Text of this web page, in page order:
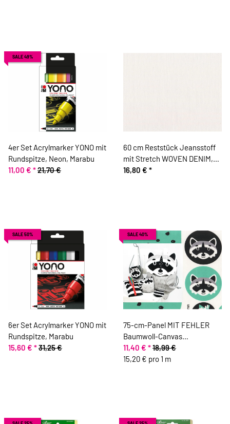
SALE 49%
4er Set Acrylmarker YONO mit
Rundspitze, Neon, Marabu
11,00 € *21,70 €
60 cm Reststück Jeansstoff
mit Stretch WOVEN DENIM,
einfarbig, gebrochenes weiß,
16,80 € *
SALE 50%
6er Set Acrylmarker YONO mit
Rundspitze, Marabu
15,60 € *31,25 €
SALE 40%
75-cm-Panel MIT FEHLER
Baumwoll-Canvas
TIERBEUTEL, Waschbär,
Käselotti
11,40 € *18,99 €
15,20 € pro 1 m